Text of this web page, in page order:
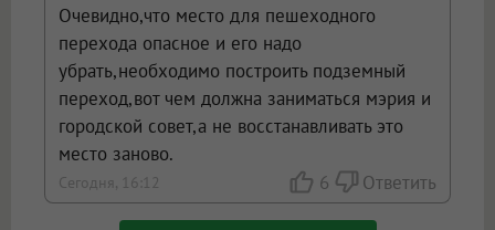
Очевидно,что место для пешеходного
перехода опасное и его надо
убрать,необходимо построить подземный
переход,вот чем должна заниматься мэрия и
городской совет,а не восстанавливать это
место заново.
Сегодня, 16:12 6 Ответить